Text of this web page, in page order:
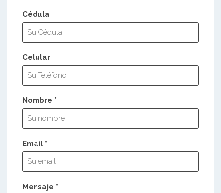
Cédula
Celular
Nombre *
Email *
Mensaje *